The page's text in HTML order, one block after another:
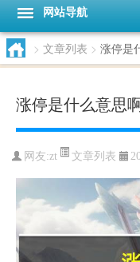
网站导航
> 文章列表 > 涨停是
涨停是什么意思
网友:zt 文章列表